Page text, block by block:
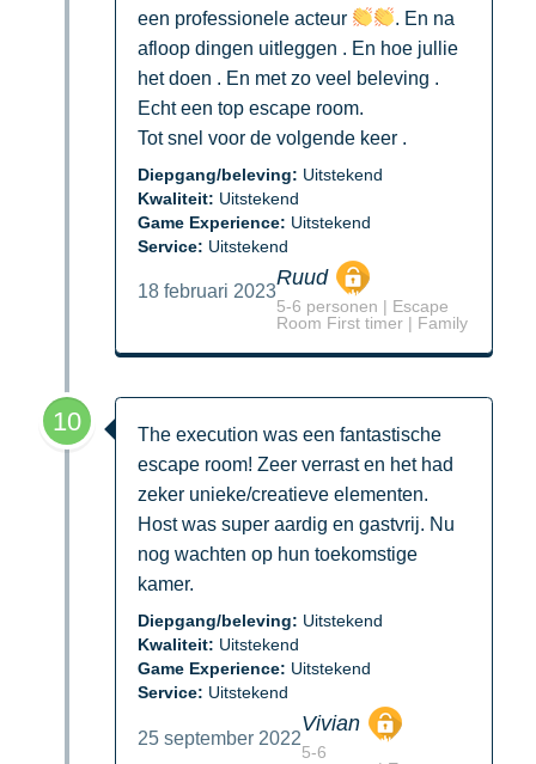
een professionele acteur
. En na
afloop dingen uitleggen . En hoe jullie
het doen . En met zo veel beleving .
Echt een top escape room.
Tot snel voor de volgende keer .
Diepgang/beleving: Uitstekend
Kwaliteit: Uitstekend
Game Experience: Uitstekend
Service: Uitstekend
18 februari 2023
Ruud
5-6 personen | Escape
Room First timer | Family
10
The execution was een fantastische
escape room! Zeer verrast en het had
zeker unieke/creatieve elementen.
Host was super aardig en gastvrij. Nu
nog wachten op hun toekomstige
kamer.
Diepgang/beleving: Uitstekend
Kwaliteit: Uitstekend
Game Experience: Uitstekend
Service: Uitstekend
25 september 2022
Vivian
5-6